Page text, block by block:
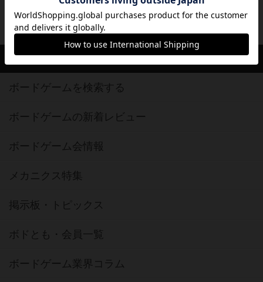
※Google Play とそのロゴは、Google Inc.の商標または登録商標です。
ボドゲーマTOP
ボードゲームを検索する
ボードゲームの新着レビュー
ボードゲーム会情報
メカニクス特集
掲示板・トピックス
ボドとも・会員一覧
ボードゲーム業界コラム